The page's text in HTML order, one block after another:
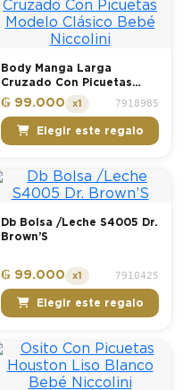
Body Manga Larga
Cruzado Con Picuetas
Modelo Clásico Bebé
Niccolini
₲ 99.000 x1 7918985
Elegir este regalo
Db Bolsa /Leche S4005 Dr.
Brown’S
₲ 99.000 x1 7910425
Elegir este regalo